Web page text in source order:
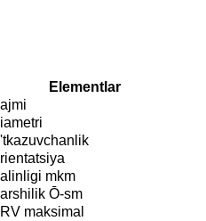
Elementlar
mkm
Ō-sm
maksimal